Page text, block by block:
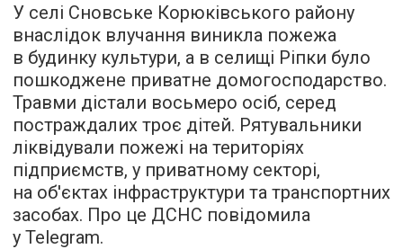
У селі Сновське Корюківського району
внаслідок влучання виникла пожежа
в будинку культури, а в селищі Ріпки було
пошкоджене приватне домогосподарство.
Травми дістали восьмеро осіб, серед
постраждалих троє дітей. Рятувальники
ліквідували пожежі на територіях
підприємств, у приватному секторі,
на об'єктах інфраструктури та транспортних
засобах. Про це ДСНС повідомила
у Telegram.